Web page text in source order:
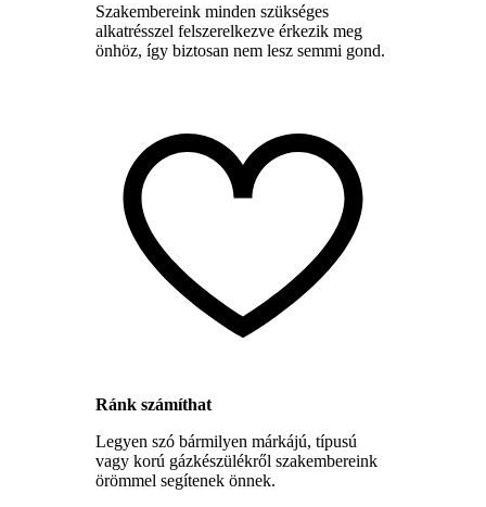
Szakembereink minden szükséges
alkatrésszel felszerelkezve érkezik meg
önhöz, így biztosan nem lesz semmi gond.
Ránk számíthat
Legyen szó bármilyen márkájú, típusú
vagy korú gázkészülékről szakembereink
örömmel segítenek önnek.